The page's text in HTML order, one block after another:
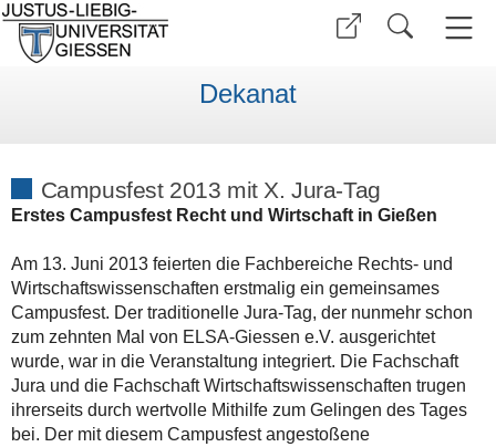
Dekanat
Campusfest 2013 mit X. Jura-Tag
Erstes Campusfest Recht und Wirtschaft in Gießen
Am 13. Juni 2013 feierten die Fachbereiche Rechts- und
Wirtschaftswissenschaften erstmalig ein gemeinsames
Campusfest. Der traditionelle Jura-Tag, der nunmehr schon
zum zehnten Mal von ELSA-Giessen e.V. ausgerichtet
wurde, war in die Veranstaltung integriert. Die Fachschaft
Jura und die Fachschaft Wirtschaftswissenschaften trugen
ihrerseits durch wertvolle Mithilfe zum Gelingen des Tages
bei. Der mit diesem Campusfest angestoßene